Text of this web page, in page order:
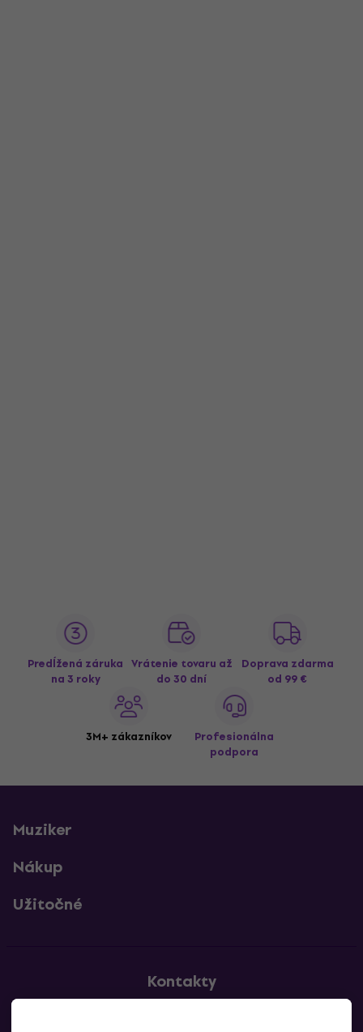
Predĺžená záruka
na 3 roky
Vrátenie tovaru až
do 30 dní
Doprava zdarma
od 99 €
3M+ zákazníkov
Profesionálna
podpora
Muziker
Nákup
Užitočné
Kontakty